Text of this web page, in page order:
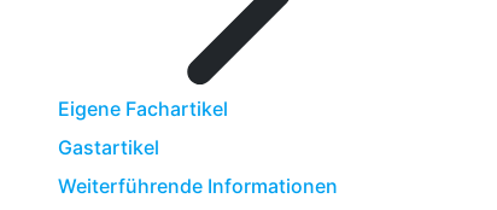
Eigene Fachartikel
Gastartikel
Weiterführende Informationen